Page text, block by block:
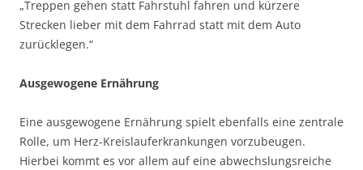
„Treppen gehen statt Fahrstuhl fahren und kürzere
Strecken lieber mit dem Fahrrad statt mit dem Auto
zurücklegen.“
Ausgewogene Ernährung
Eine ausgewogene Ernährung spielt ebenfalls eine zentrale
Rolle, um Herz-Kreislauferkrankungen vorzubeugen.
Hierbei kommt es vor allem auf eine abwechslungsreiche